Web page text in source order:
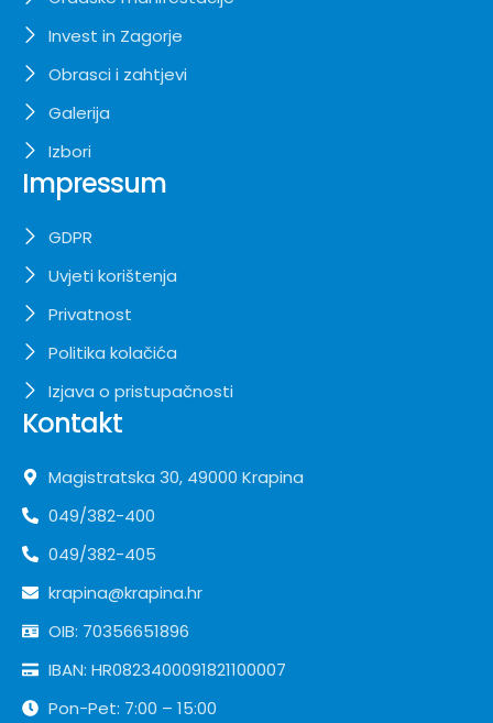
Invest in Zagorje
Obrasci i zahtjevi
Galerija
Izbori
Impressum
GDPR
Uvjeti korištenja
Privatnost
Politika kolačića
Izjava o pristupačnosti
Kontakt
Magistratska 30, 49000 Krapina
049/382-400
049/382-405
krapina@krapina.hr
OIB: 70356651896
IBAN: HR0823400091821100007
Pon-Pet: 7:00 – 15:00